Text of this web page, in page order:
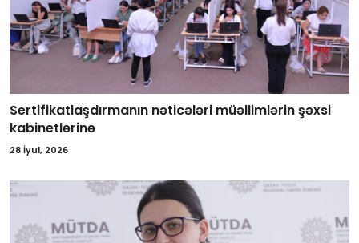
Sertifikatlaşdırmanın nəticələri müəllimlərin şəxsi
kabinetlərinə
28 İyul, 2026